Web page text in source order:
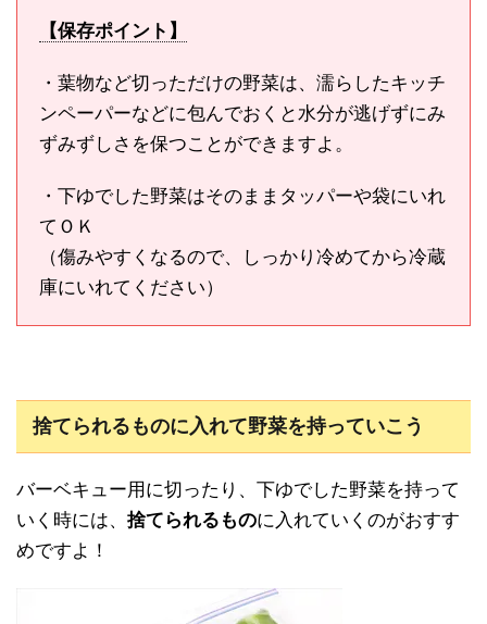
【保存ポイント】
・葉物など切っただけの野菜は、濡らしたキッチ
ンペーパーなどに包んでおくと水分が逃げずにみ
ずみずしさを保つことができますよ。
・下ゆでした野菜はそのままタッパーや袋にいれ
てＯＫ
（傷みやすくなるので、しっかり冷めてから冷蔵
庫にいれてください）
捨てられるものに入れて野菜を持っていこう
バーベキュー用に切ったり、下ゆでした野菜を持って
いく時には、 捨てられるものに入れていくのがおすす
めですよ！